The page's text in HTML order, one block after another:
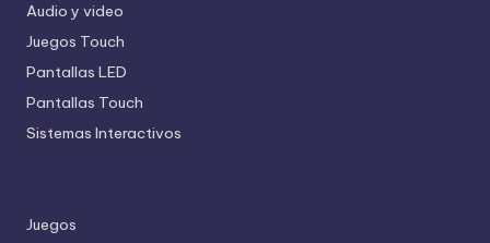
Audio y video
Juegos Touch
Pantallas LED
Pantallas Touch
Sistemas Interactivos
Juegos